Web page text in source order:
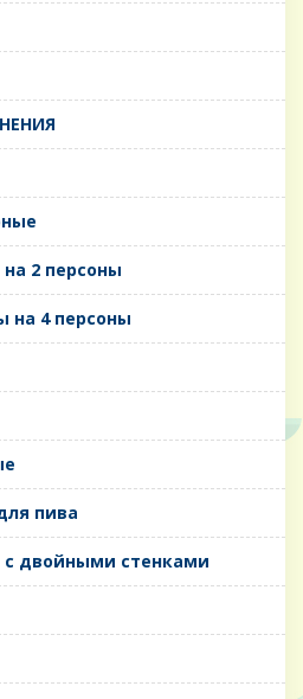
2 персоны
на 4 персоны
пива
двойными стенками